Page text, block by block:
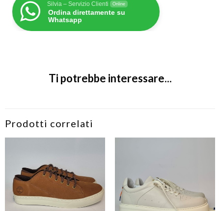
Silvia – Servizio Clienti Online
Ordina direttamente su
Whatsapp
Ti potrebbe interessare...
Prodotti correlati